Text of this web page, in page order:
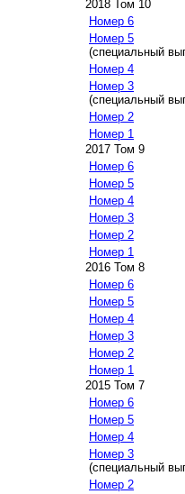
2018 Том 10
Номер 6
Номер 5
(специальный
Номер 4
Номер 3
(специальный
Номер 2
Номер 1
2017 Том 9
Номер 6
Номер 5
Номер 4
Номер 3
Номер 2
Номер 1
2016 Том 8
Номер 6
Номер 5
Номер 4
Номер 3
Номер 2
Номер 1
2015 Том 7
Номер 6
Номер 5
Номер 4
Номер 3
(специальный
Номер 2